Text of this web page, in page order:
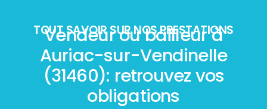
TOUT SAVOIR SUR NOS PRESTATIONS
Vendeur ou bailleur à
Auriac-sur-Vendinelle
(31460): retrouvez vos
obligations